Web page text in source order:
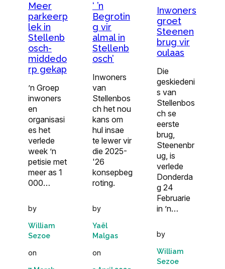
Meer
parkeerp
lek in
Stellenb
osch-
middedo
rp gekap
’n Groep
inwoners
en
organisasi
es het
verlede
week ’n
petisie met
meer as 1
000…
by
William
Sezoe
on
‘ ’n
Begrotin
g vir
almal in
Stellenb
osch’
Inwoners
van
Stellenbos
ch het nou
kans om
hul insae
te lewer vir
die 2025-
'26
konsepbeg
roting.
by
Yaël
Malgas
on
Inwoners
groet
Steenen
brug vir
oulaas
Die
geskiedeni
s van
Stellenbos
ch se
eerste
brug,
Steenenbr
ug, is
verlede
Donderda
g 24
Februarie
in ’n…
by
William
Sezoe